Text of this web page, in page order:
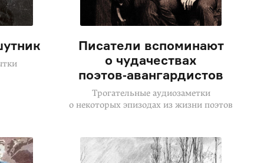
Писатели вспоминают
о чудачествах
поэтов‑авангардистов
Трогательные аудиозаметки
о некоторых эпизодах из жизни поэтов